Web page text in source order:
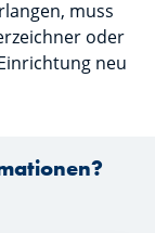
muss
oder
neu